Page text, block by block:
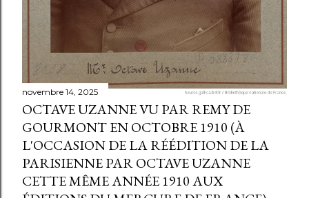
novembre 14, 2025
OCTAVE UZANNE VU PAR REMY DE
GOURMONT EN OCTOBRE 1910 (À
L'OCCASION DE LA RÉÉDITION DE LA
PARISIENNE PAR OCTAVE UZANNE
CETTE MÊME ANNÉE 1910 AUX